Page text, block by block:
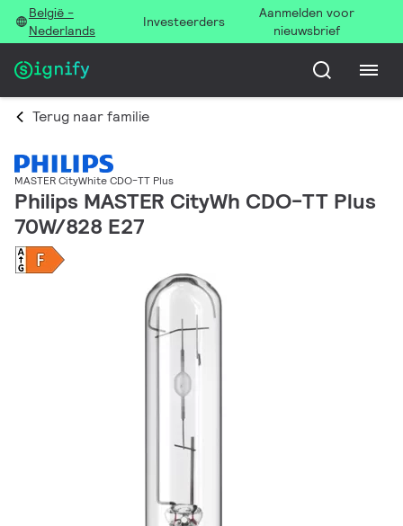
België -
Nederlands
Investeerders
Aanmelden voor
nieuwsbrief
Terug naar familie
MASTER CityWhite CDO-TT Plus
Philips MASTER CityWh CDO-TT Plus
70W/828 E27